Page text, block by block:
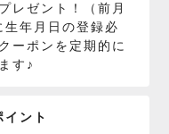
レゼント！（前月
年月日の登録必
ーポンを定期的に
す♪
イント